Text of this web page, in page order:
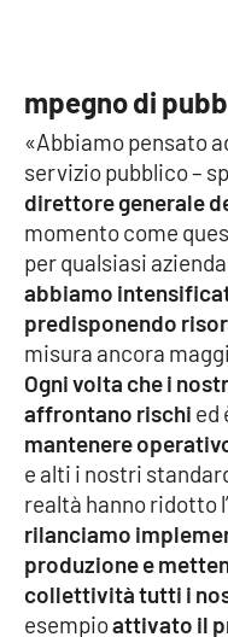
PROGETTI
SPECIALI
Buona Sanità
LA
CALABRIAVISIONE
Destinazioni
Eventi
Food
Storie
LAC
NETWORK
mpegno di
«Abbiamo pensato
servizio pubblico –
direttore generale
momento come
per qualsiasi
abbiamo
predisponendo
misura ancora
Ogni volta che i
affrontano rischi ed
mantenere
e alti i nostri
realtà hanno ridotto
rilanciamo
produzione e
collettività tutti i
esempioattivato il